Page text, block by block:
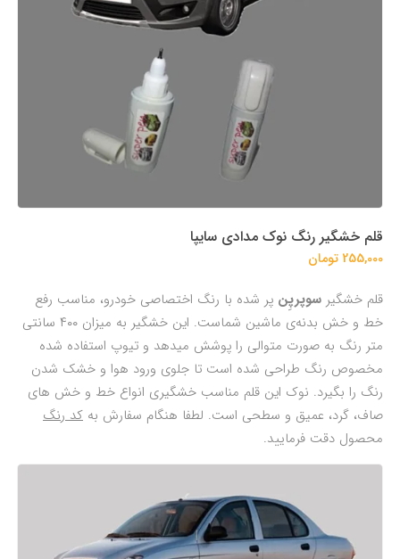
قلم خشگیر رنگ نوک مدادی سایپا
255,000 تومان
قلم خشگیر سوپرپِن پر شده با رنگ اختصاصی خودرو، مناسب رفع
خط و خش بدنه‌ی ماشین شماست. این خشگیر به میزان ۴۰۰ سانتی
متر رنگ به صورت متوالی را پوشش میدهد و تیوپ استفاده شده
مخصوص رنگ طراحی شده است تا جلوی ورود هوا و خشک شدن
رنگ را بگیرد. نوک این قلم مناسب خشگیری انواع خط و خش های
صاف، گرد، عمیق و سطحی است. لطفا هنگام سفارش به کد رنگ
محصول دقت فرمایید.